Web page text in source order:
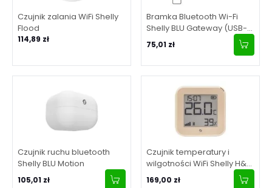
Czujnik zalania WiFi Shelly
Flood
114,89 zł
Bramka Bluetooth Wi-Fi
Shelly BLU Gateway (USB-
A)
75,01 zł
Czujnik ruchu bluetooth
Shelly BLU Motion
105,01 zł
Czujnik temperatury i
wilgotności WiFi Shelly H&T
Gen3 (Mokka)
169,00 zł